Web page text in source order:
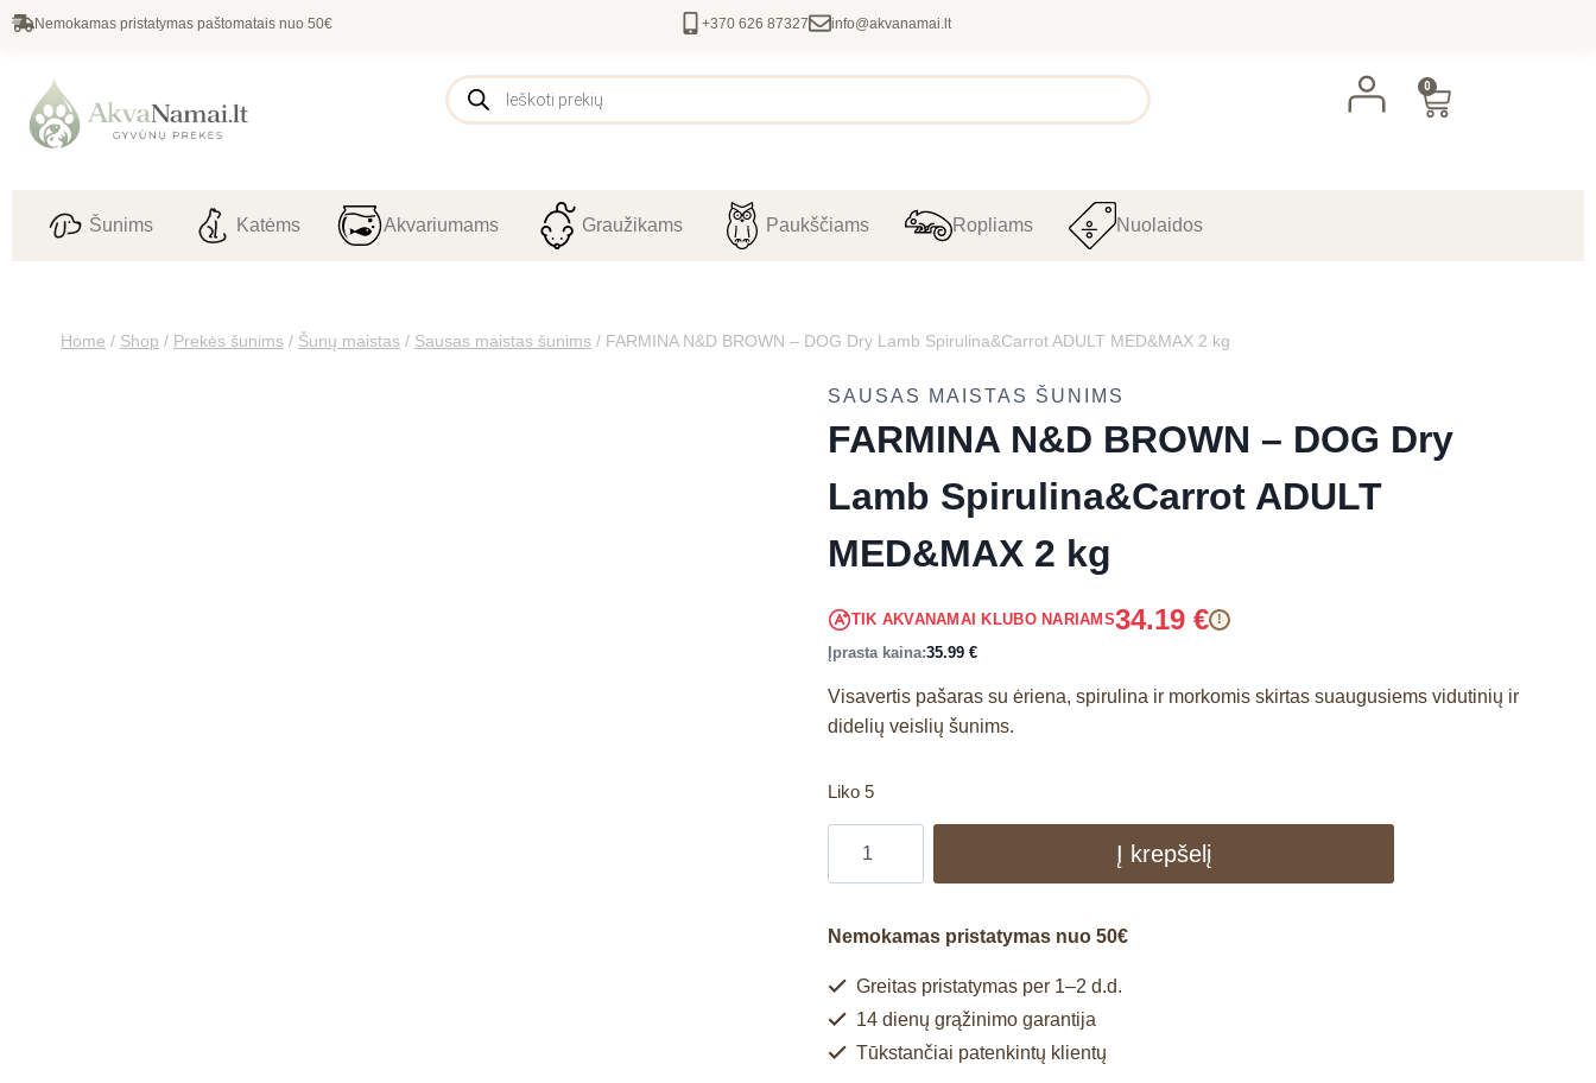
Nemokamas pristatymas paštomatais nuo 50€ +370 626 87327 info@akvanamai.lt
0
Šunims Katėms Akvariumams Graužikams Paukščiams Ropliams Nuolaidos
Home / Shop / Prekės šunims / Šunų maistas / Sausas maistas šunims / FARMINA N&D BROWN – DOG Dry Lamb Spirulina&Carrot ADULT MED&MAX 2 kg
SAUSAS MAISTAS ŠUNIMS
FARMINA N&D BROWN – DOG Dry
Lamb Spirulina&Carrot ADULT
MED&MAX 2 kg
TIK AKVANAMAI KLUBO NARIAMS34.19 € !
Įprasta kaina:35.99 €
Visavertis pašaras su ėriena, spirulina ir morkomis skirtas suaugusiems vidutinių ir
didelių veislių šunims.
Liko 5
Į krepšelį
Nemokamas pristatymas nuo 50€
Greitas pristatymas per 1–2 d.d.
14 dienų grąžinimo garantija
Tūkstančiai patenkintų klientų